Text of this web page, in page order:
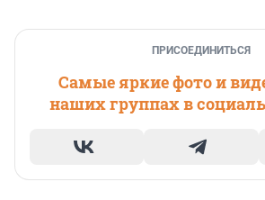
ПРИСОЕДИНИТЬСЯ
Самые яркие фото и
наших группах в